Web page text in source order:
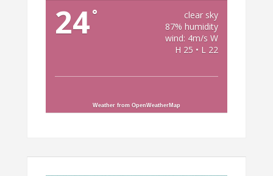
24°
clear sky
87% humidity
wind: 4m/s W
H 25 • L 22
Weather from OpenWeatherMap